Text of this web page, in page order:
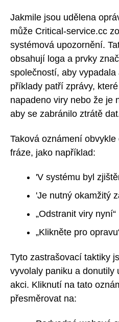
Jakmile jsou udělena
může Critical-service.cc
systémová upozornění.
obsahují loga a prvky
společností, aby
příklady patří zprávy,
napadeno viry nebo že je
aby se zabránilo ztrátě
Taková oznámení
fráze, jako například:
'V systému byl
'Je nutný okamžitý
„Odstranit viry nyní“
„Klikněte pro
Tyto zastrašovací taktiky
vyvolaly paniku a donutily
akci. Kliknutí na tato
přesměrovat na: